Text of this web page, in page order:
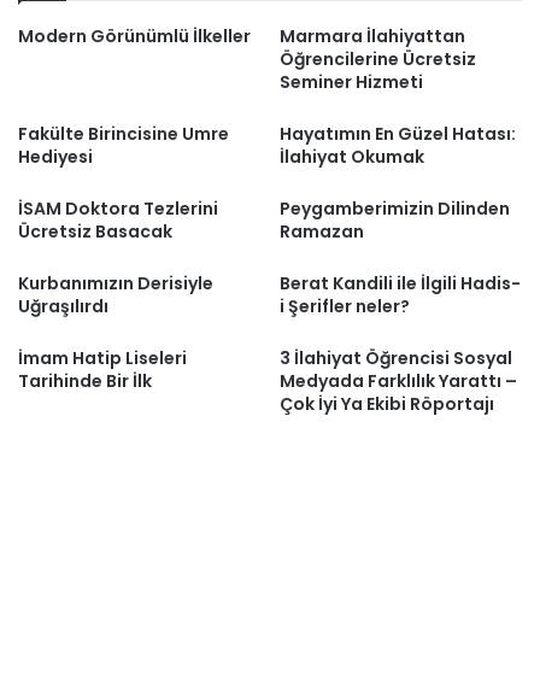
Modern Görünümlü İlkeller
Marmara İlahiyattan
Öğrencilerine Ücretsiz
Seminer Hizmeti
Fakülte Birincisine Umre
Hediyesi
Hayatımın En Güzel Hatası:
İlahiyat Okumak
İSAM Doktora Tezlerini
Ücretsiz Basacak
Peygamberimizin Dilinden
Ramazan
Kurbanımızın Derisiyle
Uğraşılırdı
Berat Kandili ile İlgili Hadis-
i Şerifler neler?
İmam Hatip Liseleri
Tarihinde Bir İlk
3 İlahiyat Öğrencisi Sosyal
Medyada Farklılık Yarattı –
Çok İyi Ya Ekibi Röportajı